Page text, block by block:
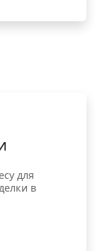
для
в